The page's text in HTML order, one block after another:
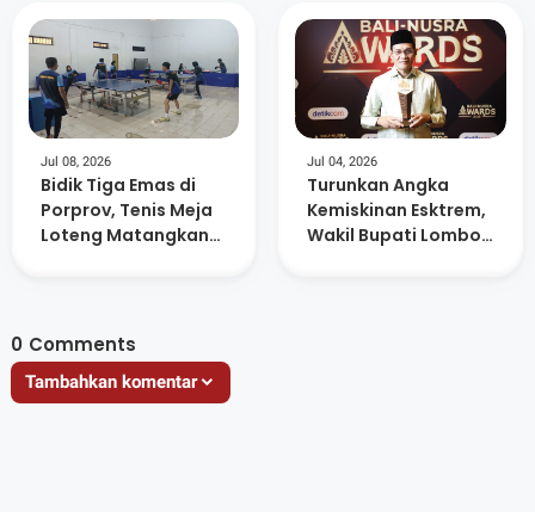
Negeri
Jul 08, 2026
Bidik Tiga Emas di
Porprov, Tenis Meja
Loteng Matangkan
Jul 04, 2026
Turunkan Angka
Kemiskinan Esktrem,
Wakil Bupati Lombok
0 Comments
Tambahkan komentar